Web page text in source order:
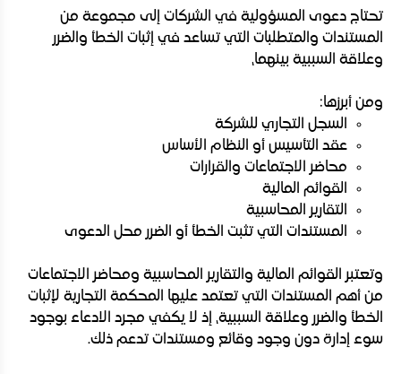
تحتاج دعوى المسؤولية في الشركات إلى مجموعة من
المستندات والمتطلبات التي تساعد في إثبات الخطأ والضرر
وعلاقة السببية بينهما،
ومن أبرزها:
السجل التجاري للشركة
عقد التأسيس أو النظام الأساس
محاضر الاجتماعات والقرارات
القوائم المالية
التقارير المحاسبية
المستندات التي تثبت الخطأ أو الضرر محل الدعوى
وتعتبر القوائم المالية والتقارير المحاسبية ومحاضر الاجتماعات
من أهم المستندات التي تعتمد عليها المحكمة التجارية لإثبات
الخطأ والضرر وعلاقة السببية، إذ لا يكفي مجرد الادعاء بوجود
سوء إدارة دون وجود وقائع ومستندات تدعم ذلك.